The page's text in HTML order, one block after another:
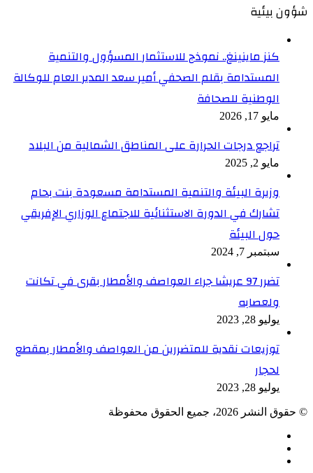
شؤون بيئية
كنز ماينينغ.. نموذج للاستثمار المسؤول والتنمية
المستدامة بقلم الصحفي أمير سعد المدير العام للوكالة
الوطنية للصحافة
مايو 17, 2026
تراجع درجات الحرارة على المناطق الشمالية من البلاد
مايو 2, 2025
وزيرة البيئة والتنمية المستدامة مسعودة بنت بحام
تشارك في الدورة الاستثنائية للاجتماع الوزاري الإفريقي
حول البيئة
سبتمبر 7, 2024
تضرر 97 عريشا جراء العواصف والأمطار بقرى في تكانت
ولعصابه
يوليو 28, 2023
توزيعات نقدية للمتضررين من العواصف والأمطار بمقطع
لحجار
يوليو 28, 2023
© حقوق النشر 2026، جميع الحقوق محفوظة